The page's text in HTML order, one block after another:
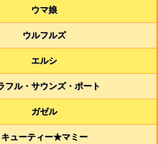
ウマ娘
ウルフルズ
エルシ
フル・サウンズ・ポート
ガゼル
キューティー★マミー